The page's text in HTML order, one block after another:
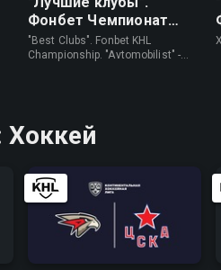
Фонбет Чемпионат
КХЛ. "Автомобилист" -
"Трактор"
"Best Clubs". Fonbet KHL
Championship. "Avtomobilist" -